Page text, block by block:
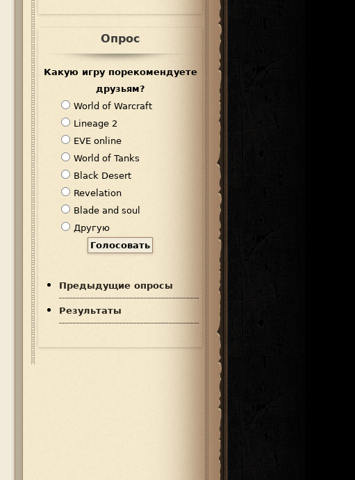
Опрос
Какую игру порекомендуете
друзьям?
В
а
р
и
а
н
т
ы
World of Warcraft
Lineage 2
EVE online
World of Tanks
Black Desert
Revelation
Blade and soul
Другую
Предыдущие опросы
Результаты